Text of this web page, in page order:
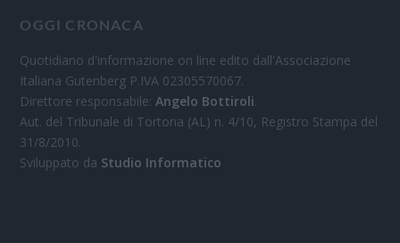
OGGI CRONACA
Quotidiano d'informazione on line edito dall'Associazione
Italiana Gutenberg P.IVA 02305570067.
Direttore responsabile:Angelo Bottiroli.
Aut. del Tribunale di Tortona (AL) n. 4/10, Registro Stampa del
31/8/2010.
Sviluppato da Studio Informatico